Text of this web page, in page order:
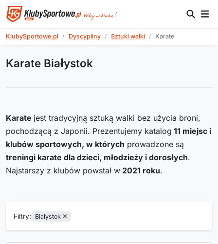
KlubySportowe.pl Dyscypliny Sztuki walki Karate
Karate Białystok
Karate jest tradycyjną sztuką walki bez użycia broni,
pochodzącą z Japonii. Prezentujemy katalog 11 miejsc i
klubów sportowych, w których prowadzone są
treningi karate dla dzieci, młodzieży i dorosłych.
Najstarszy z klubów powstał w 2021 roku.
Filtry: Białystok